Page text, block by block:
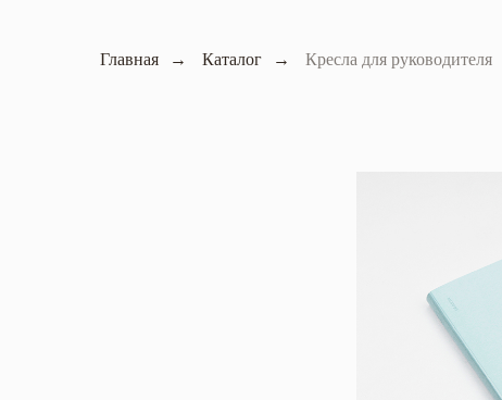
Главная → Каталог → Кресла для руководителя